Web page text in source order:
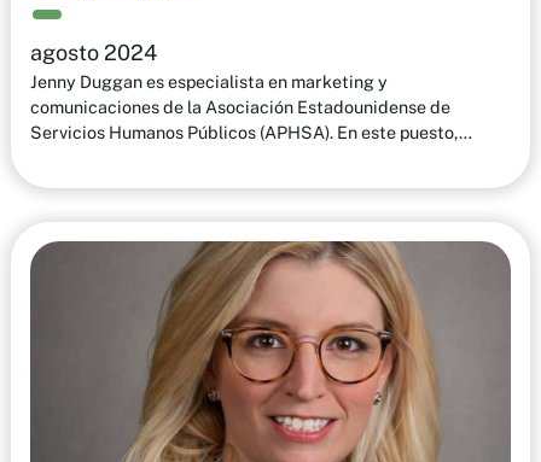
agosto 2024
Jenny Duggan es especialista en marketing y
comunicaciones de la Asociación Estadounidense de
Servicios Humanos Públicos (APHSA). En este puesto,…